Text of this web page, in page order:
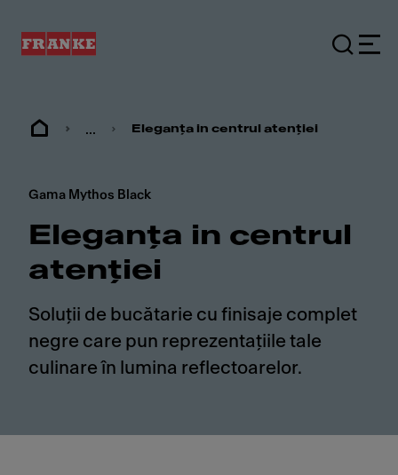
... Eleganța in centrul atenției
Gama Mythos Black
Eleganța in centrul
atenției
Soluții de bucătarie cu finisaje complet
negre care pun reprezentațiile tale
culinare în lumina reflectoarelor.